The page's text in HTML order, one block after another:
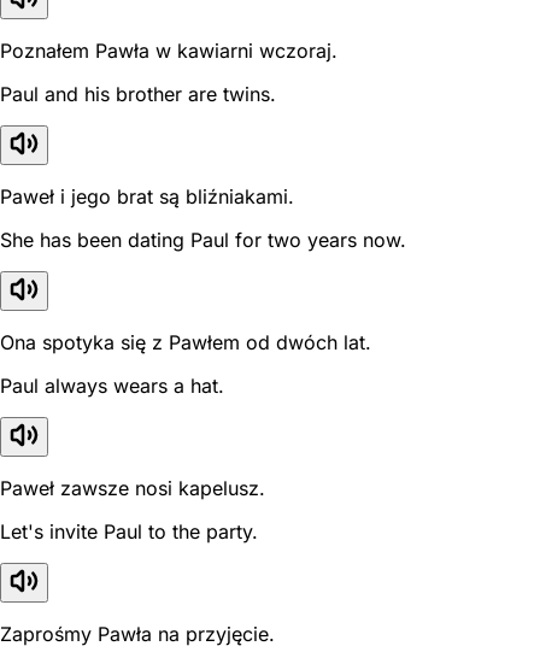
Poznałem Pawła w kawiarni wczoraj.
Paul and his brother are twins.
Paweł i jego brat są bliźniakami.
She has been dating Paul for two years now.
Ona spotyka się z Pawłem od dwóch lat.
Paul always wears a hat.
Paweł zawsze nosi kapelusz.
Let's invite Paul to the party.
Zaprośmy Pawła na przyjęcie.